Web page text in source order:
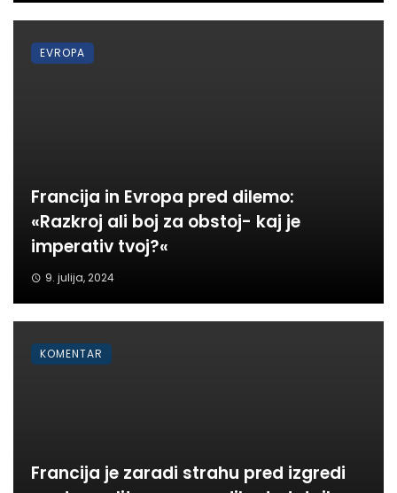
Francija in Evropa pred dilemo:
«Razkroj ali boj za obstoj- kaj je
imperativ tvoj?«
9. julija, 2024
EVROPA
Francija je zaradi strahu pred izgredi
KOMENTAR